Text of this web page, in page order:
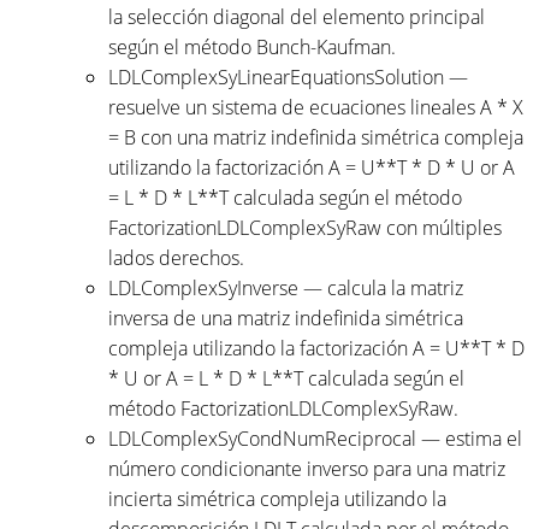
la selección diagonal del elemento principal
según el método Bunch-Kaufman.
LDLComplexSyLinearEquationsSolution —
resuelve un sistema de ecuaciones lineales A * X
= B con una matriz indefinida simétrica compleja
utilizando la factorización A = U**T * D * U or A
= L * D * L**T calculada según el método
FactorizationLDLComplexSyRaw con múltiples
lados derechos.
LDLComplexSyInverse — calcula la matriz
inversa de una matriz indefinida simétrica
compleja utilizando la factorización A = U**T * D
* U or A = L * D * L**T calculada según el
método FactorizationLDLComplexSyRaw.
LDLComplexSyCondNumReciprocal — estima el
número condicionante inverso para una matriz
incierta simétrica compleja utilizando la